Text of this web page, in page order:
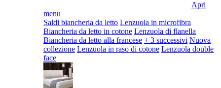
Apri
menu
Saldi biancheria da letto Lenzuola in microfibra
Biancheria da letto in cotone Lenzuola di flanella
Biancheria da letto alla francese + 3 successivi Nuova
collezione Lenzuola in raso di cotone Lenzuola double
face